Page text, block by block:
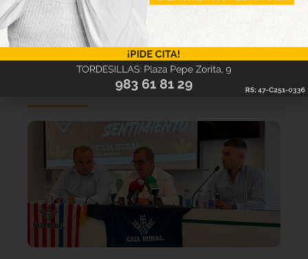
Lo último